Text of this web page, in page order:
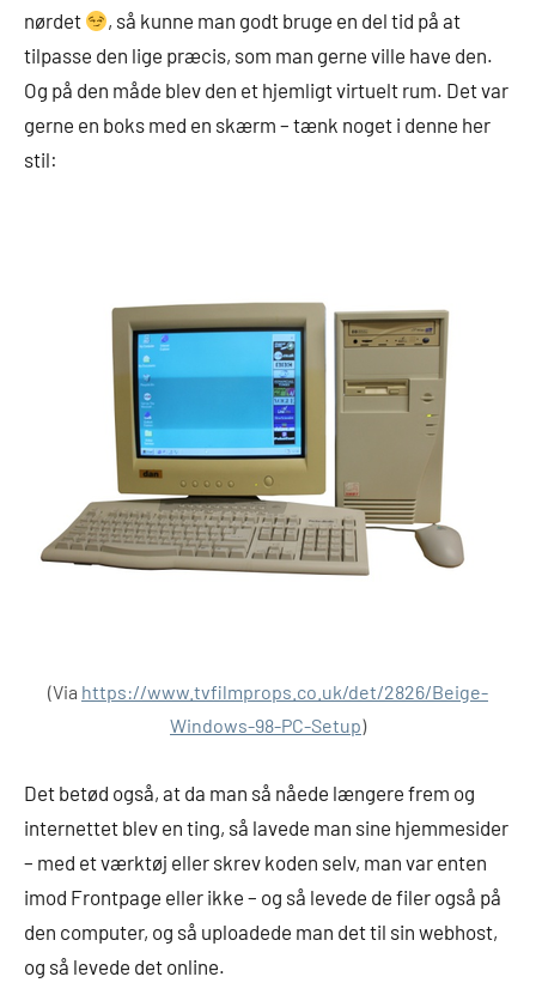
nørdet
, så kunne man godt bruge en del tid på at
tilpasse den lige præcis, som man gerne ville have den.
Og på den måde blev den et hjemligt virtuelt rum. Det var
gerne en boks med en skærm – tænk noget i denne her
stil:
(Via https://www.tvfilmprops.co.uk/det/2826/Beige-
Windows-98-PC-Setup)
Det betød også, at da man så nåede længere frem og
internettet blev en ting, så lavede man sine hjemmesider
– med et værktøj eller skrev koden selv, man var enten
imod Frontpage eller ikke – og så levede de filer også på
den computer, og så uploadede man det til sin webhost,
og så levede det online.